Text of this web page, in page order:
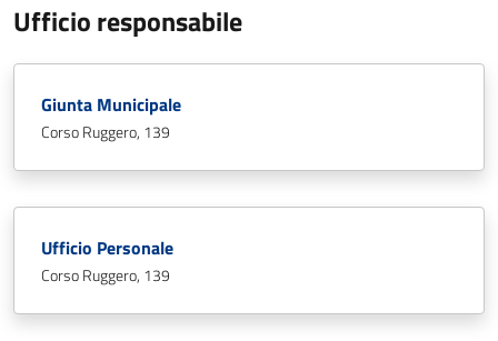
Ufficio responsabile
Giunta Municipale
Corso Ruggero, 139
Ufficio Personale
Corso Ruggero, 139